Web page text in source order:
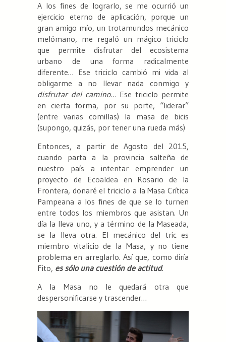
A los fines de lograrlo, se me ocurrió un
ejercicio eterno de aplicación, porque un
gran amigo mío, un trotamundos mecánico
melómano, me regaló un mágico triciclo
que permite disfrutar del ecosistema
urbano de una forma radicalmente
diferente… Ese triciclo cambió mi vida al
obligarme a no llevar nada conmigo y
disfrutar del camino… Ese triciclo permite
en cierta forma, por su porte, “liderar”
(entre varias comillas) la masa de bicis
(supongo, quizás, por tener una rueda más)
Entonces, a partir de Agosto del 2015,
cuando parta a la provincia salteña de
nuestro país a intentar emprender un
proyecto de Ecoaldea en Rosario de la
Frontera, donaré el triciclo a la Masa Crítica
Pampeana a los fines de que se lo turnen
entre todos los miembros que asistan. Un
día la lleva uno, y a término de la Maseada,
se la lleva otra. El mecánico del tric es
miembro vitalicio de la Masa, y no tiene
problema en arreglarlo. Así que, como diría
Fito, es sólo una cuestión de actitud.
A la Masa no le quedará otra que
despersonificarse y trascender…